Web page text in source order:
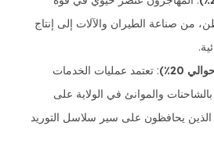
من صناعة الطيران والآلات إلى إنتاج
20٪)
: تعتمد عمليات الخدمات
والموانئ في الولاية على
الذين يحافظون على سير سلاسل التوريد